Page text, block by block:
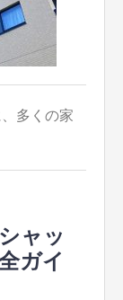
多くの家
ャッ
ガイ